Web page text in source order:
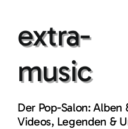
contentextra-
music
Der Pop-Salon: Alben
Videos, Legenden &